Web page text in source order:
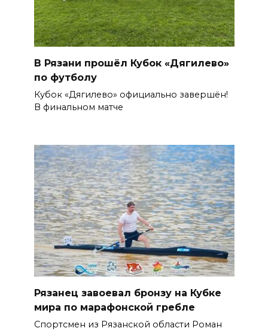
В Рязани прошёл Кубок «Дягилево»
по футболу
Кубок «Дягилево» официально завершён!
В финальном матче
Рязанец завоевал бронзу на Кубке
мира по марафонской гребле
Спортсмен из Рязанской области Роман